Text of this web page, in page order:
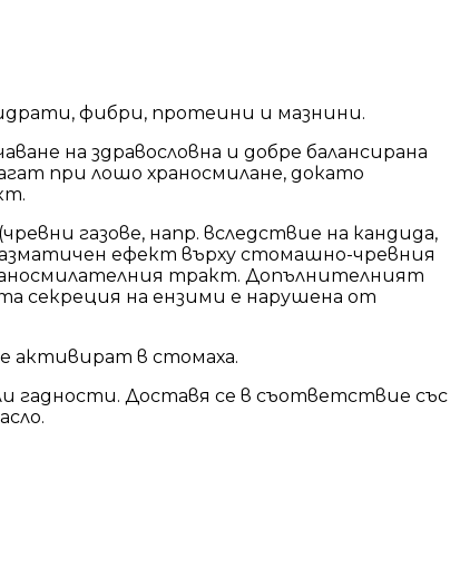
фибри, протеини и мазнини.
на здравословна и добре балансирана
при лошо храносмилане, докато
газове, напр. вследствие на кандида,
ефект върху стомашно-чревния
тракт. Допълнителният
секреция на ензими е нарушена от
активират в стомаха.
гадности. Доставя се в съответствие със